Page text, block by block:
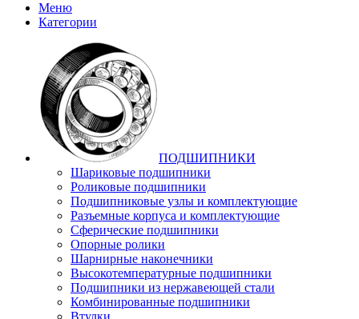
Меню
Категории
ПОДШИПНИКИ
Шариковые подшипники
Роликовые подшипники
Подшипниковые узлы и комплектующие
Разъемные корпуса и комплектующие
Сферические подшипники
Опорные ролики
Шарнирные наконечники
Высокотемпературные подшипники
Подшипники из нержавеющей стали
Комбинированные подшипники